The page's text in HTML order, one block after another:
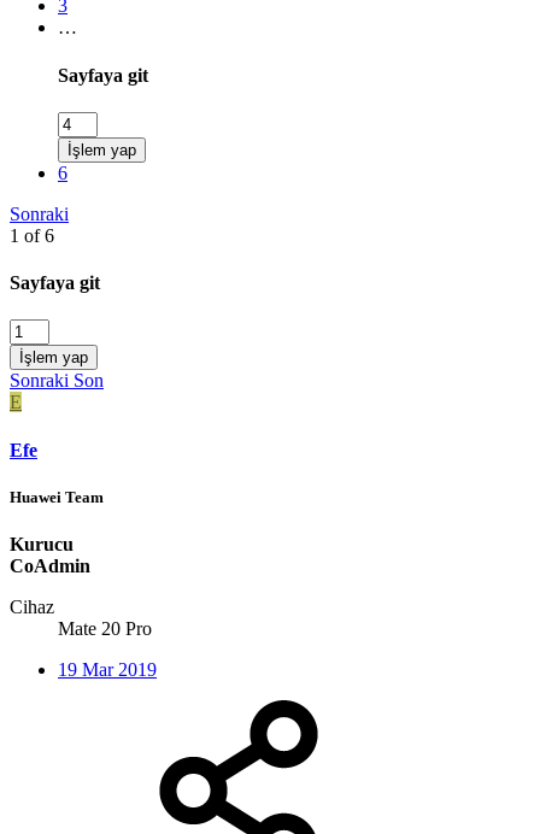
3
…
Sayfaya git
İşlem yap
6
Sonraki
1 of 6
Sayfaya git
İşlem yap
Sonraki Son
E
Efe
Huawei Team
Kurucu
CoAdmin
Cihaz
Mate 20 Pro
19 Mar 2019